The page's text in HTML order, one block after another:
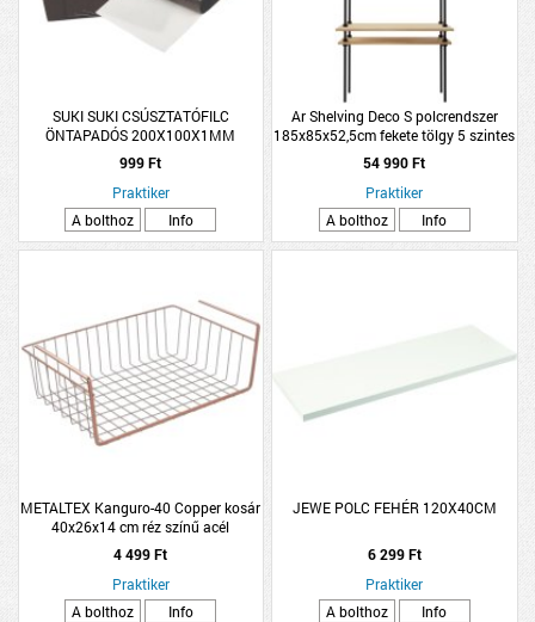
SUKI SUKI CSÚSZTATÓFILC
ÖNTAPADÓS 200X100X1MM
BARNA 5DB/CSOMAG
999 Ft
Praktiker
A bolthoz
Info
Ar Shelving Deco S polcrendszer
185x85x52,5cm fekete tölgy 5 szintes
54 990 Ft
Praktiker
A bolthoz
Info
METALTEX Kanguro-40 Copper kosár
40x26x14 cm réz színű acél
4 499 Ft
Praktiker
A bolthoz
Info
JEWE POLC FEHÉR 120X40CM
6 299 Ft
Praktiker
A bolthoz
Info